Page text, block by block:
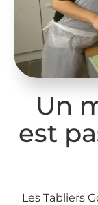
Un
est
Les Tabliers